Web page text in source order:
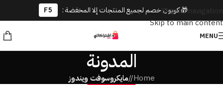
🎁 كوبون خصم لجميع المنتجات إلا المخفضة : F5
Skip to navigation
Skip to main content
MENU
المدونة
Home
/ مايكروسوفت ويندوز